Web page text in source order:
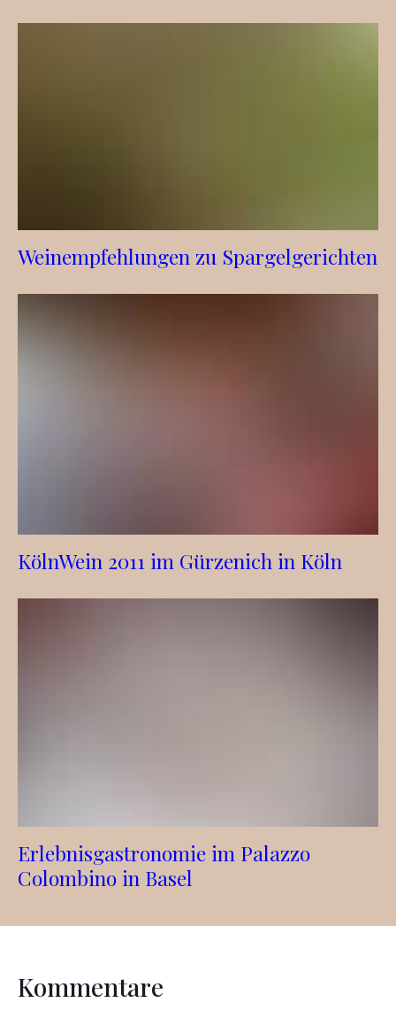
Weinempfehlungen zu Spargelgerichten
KölnWein 2011 im Gürzenich in Köln
Erlebnisgastronomie im Palazzo
Colombino in Basel
Kommentare